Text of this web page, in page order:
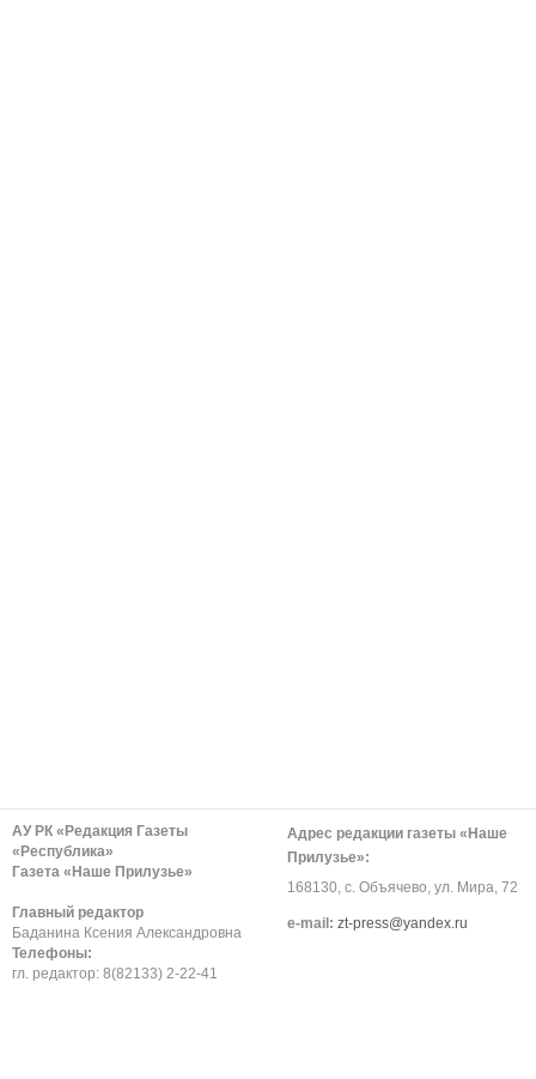
АУ РК «Редакция Газеты
«Республика»
Газета «Наше Прилузье»
Главный редактор
Баданина Ксения Александровна
Телефоны:
гл. редактор: 8(82133) 2-22-41
Адрес редакции газеты «Наше
Прилузье»:
168130, с. Объячево, ул. Мира, 72
е-mail: zt-press@yandex.ru